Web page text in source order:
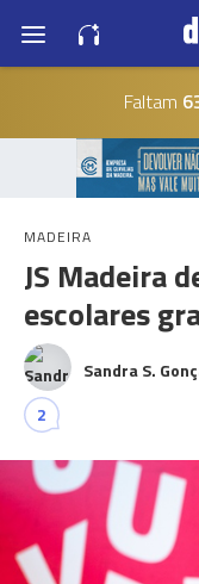
Faltam
MADEIRA
JS Madeira
escolares
Sandra S.
2